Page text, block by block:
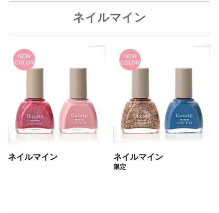
ネイルマイン
ネイルマイン ネイルマイン
限定